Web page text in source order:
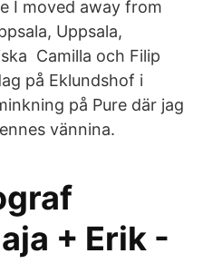
I moved away from
Uppsala,
Camilla och Filip
på Eklundshof i
på Pure där jag
vännina.
+ Erik -